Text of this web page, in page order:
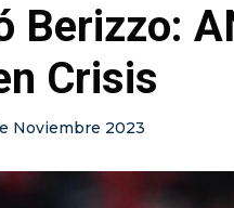
Berizzo:
Crisis
Noviembre 2023